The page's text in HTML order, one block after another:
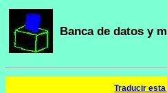
Banca de datos y
Traducir